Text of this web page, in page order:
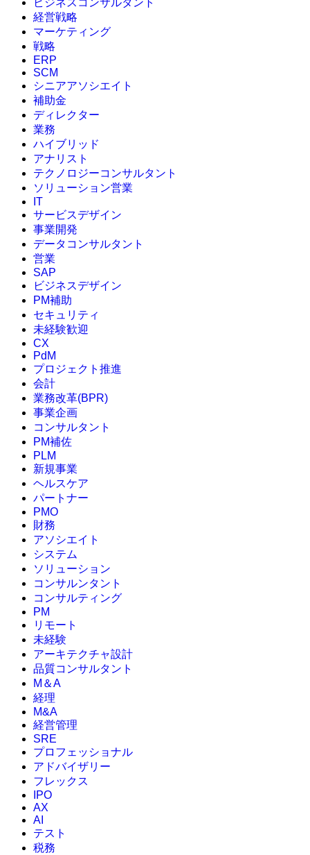
ビジネスコンサルタント
経営戦略
マーケティング
戦略
ERP
SCM
シニアアソシエイト
補助金
ディレクター
業務
ハイブリッド
アナリスト
テクノロジーコンサルタント
ソリューション営業
IT
サービスデザイン
事業開発
データコンサルタント
営業
SAP
ビジネスデザイン
PM補助
セキュリティ
未経験歓迎
CX
PdM
プロジェクト推進
会計
業務改革(BPR)
事業企画
コンサルタント
PM補佐
PLM
新規事業
ヘルスケア
パートナー
PMO
財務
アソシエイト
システム
ソリューション
コンサルンタント
コンサルティング
PM
リモート
未経験
アーキテクチャ設計
品質コンサルタント
M＆A
経理
M&A
経営管理
SRE
プロフェッショナル
アドバイザリー
フレックス
IPO
AX
AI
テスト
税務